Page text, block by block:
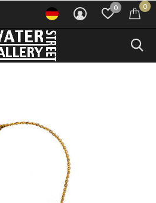
0 0